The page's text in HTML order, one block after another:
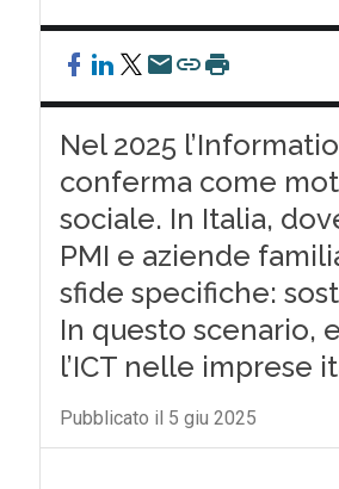
Nel 2025
conferma come
sociale. In Italia,
PMI e aziende
sfide specifiche:
In questo scenario,
l’ICT nelle imprese
Pubblicato il 5 giu 2025